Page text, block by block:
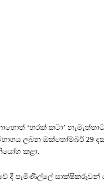
‘හරක් කටා’
ලබන ඔක්තෝම්බර් 29
කළා.
දී පැමිණිල්ලේ සාක්ෂිකරුවන්